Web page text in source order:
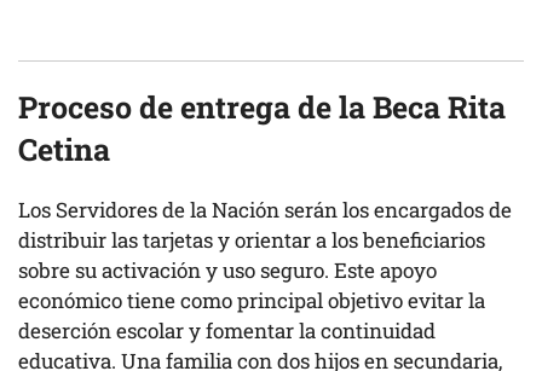
Proceso de entrega de la Beca Rita
Cetina
Los Servidores de la Nación serán los encargados de
distribuir las tarjetas y orientar a los beneficiarios
sobre su activación y uso seguro. Este apoyo
económico tiene como principal objetivo evitar la
deserción escolar y fomentar la continuidad
educativa. Una familia con dos hijos en secundaria,